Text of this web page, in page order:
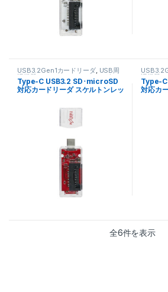
USB3.2Gen1カードリーダ, USB周
辺機器 ,スケルトンカードリーダー,
パソコン関連
Type-C USB3.2 SD･microSD
対応カードリーダ スケルトンレッ
辺機器 ,
パソコ
Type-
対応カ
全6件を表示新